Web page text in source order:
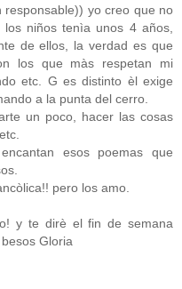
yo creo que no
niños tenìa unos 4 años,
de ellos, la verdad es que
los que màs respetan mi
etc. G es distinto èl exige
a la punta del cerro.
un poco, hacer las cosas
esos poemas que
pero los amo.
y te dirè el fin de semana
Gloria